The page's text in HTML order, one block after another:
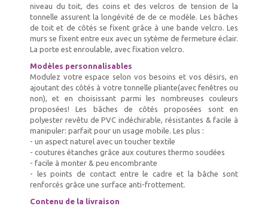
niveau du toit, des coins et des velcros de tension de la
tonnelle assurent la longévité de de ce modèle. Les bâches
de toit et de côtés se fixent grâce à une bande velcro. Les
murs se fixent entre eux avec un sytème de fermeture éclair.
La porte est enroulable, avec fixation velcro.
Modèles personnalisables
Modulez votre espace selon vos besoins et vos désirs, en
ajoutant des côtés à votre tonnelle pliante(avec fenêtres ou
non), et en choisissant parmi les nombreuses couleurs
proposées! Les bâches de côtés proposées sont en
polyester revêtu de PVC indéchirable, résistantes & facile à
manipuler: parfait pour un usage mobile. Les plus :
- un aspect naturel avec un toucher textile
- coutures étanches grâce aux coutures thermo soudées
- facile à monter & peu encombrante
- les points de contact entre le cadre et la bâche sont
renforcés grâce une surface anti-frottement.
Contenu de la livraison